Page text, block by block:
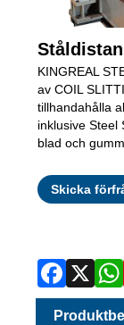
KINGREAL
av COIL
tillhandahålla
inklusive Steel
blad och
Skicka